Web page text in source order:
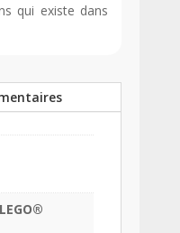
qui existe dans